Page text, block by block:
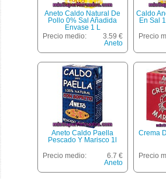
Aneto Caldo Natural De
Pollo 0% Sal Añadida
Envase 1 L
Precio medio:
3.59 €
Aneto
Caldo
En Sal
Precio
Aneto Caldo Paella
Pescado Y Marisco 1l
Precio medio:
6.7 €
Aneto
Crema
Precio